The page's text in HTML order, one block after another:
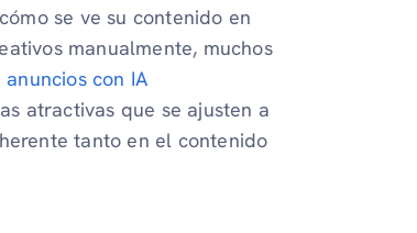
se ve su contenido en
manualmente, muchos
con IA
atractivas que se ajusten a
tanto en el contenido